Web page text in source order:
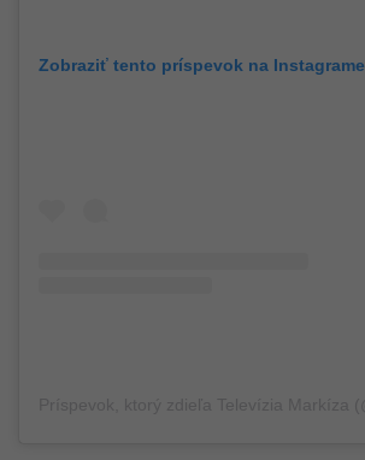
Zobraziť tento príspevok na Instagrame